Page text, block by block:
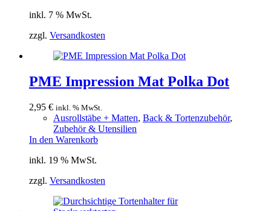
inkl. 7 % MwSt.
zzgl. Versandkosten
PME Impression Mat Polka Dot
2,95 € inkl. % MwSt.
Ausrollstäbe + Matten, Back & Tortenzubehör,
Zubehör & Utensilien
In den Warenkorb
inkl. 19 % MwSt.
zzgl. Versandkosten